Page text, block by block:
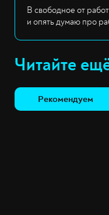
В свободное от
и опять думаю про
Читайте
Рекомендуем